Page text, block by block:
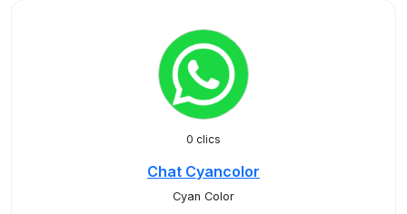
0 clics
Chat Cyancolor
Cyan Color